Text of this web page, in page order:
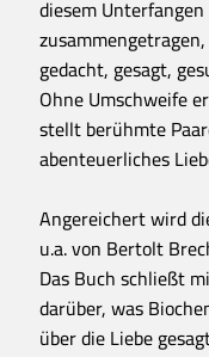
diesem
gedacht, gesagt,
Ohne Umschweife
stellt berühmte
abenteuerliches
Angereichert wird
u.a. von Bertolt
Das Buch schließt
darüber, was
über die Liebe